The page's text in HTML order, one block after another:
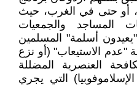
أو حتى في الغرب، حيث
المساجد والجمعيات
أسلمة" المسلمين
"عدم الاستيعاب" (أو نزع
العنصرية المضللة
التي يجري